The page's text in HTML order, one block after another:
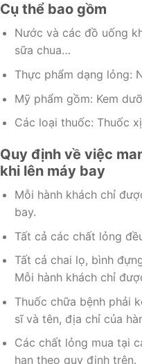
Cụ thể bao gồm
Nước và các đồ uống
sữa chua…
Thực phẩm dạng lỏng:
Mỹ phẩm gồm: Kem
Các loại thuốc: Thuốc
Quy định về việc
khi lên máy bay
Mỗi hành khách chỉ
bay.
Tất cả các chất lỏng
Tất cả chai lọ, bình
Mỗi hành khách chỉ
Thuốc chữa bệnh phải
sĩ và tên, địa chỉ của
Các chất lỏng mua tại
hạn theo quy định trên.